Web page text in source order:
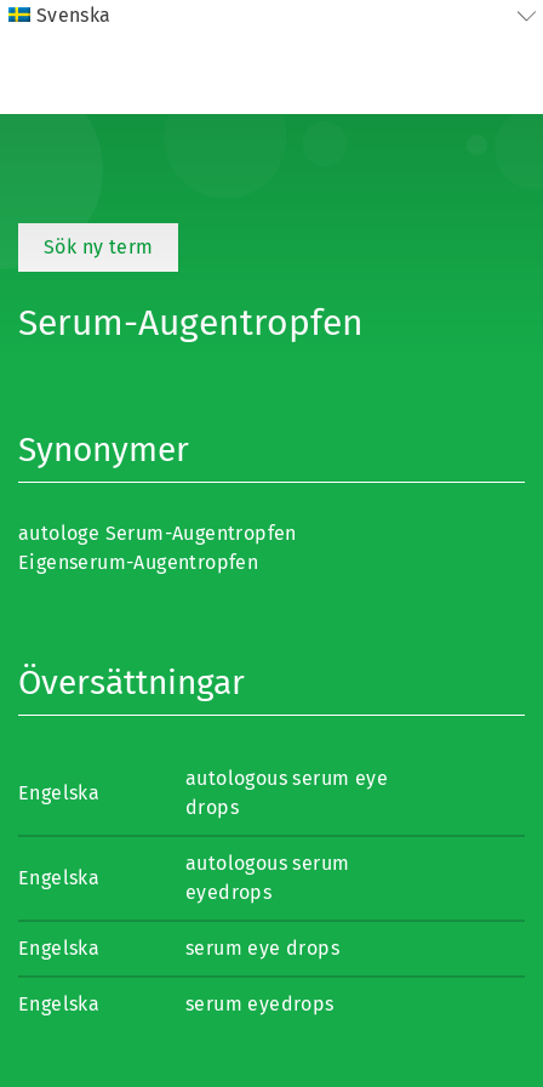
Svenska
Sök ny term
Serum-Augentropfen
Synonymer
autologe Serum-Augentropfen
Eigenserum-Augentropfen
Översättningar
Engelska
autologous serum eye
drops
Engelska
autologous serum
eyedrops
Engelska serum eye drops
Engelska serum eyedrops